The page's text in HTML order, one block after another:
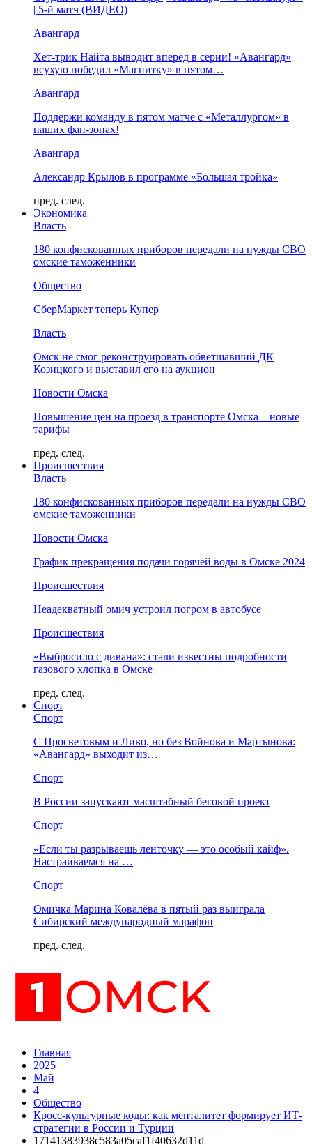
| 5-й матч (ВИДЕО)
Авангард
Хет-трик Найта выводит вперёд в серии! «Авангард»
всухую победил «Магнитку» в пятом…
Авангард
Поддержи команду в пятом матче с «Металлургом» в
наших фан-зонах!
Авангард
Александр Крылов в программе «Большая тройка»
пред. след.
Экономика
Власть
180 конфискованных приборов передали на нужды СВО
омские таможенники
Общество
СберМаркет теперь Купер
Власть
Омск не смог реконструировать обветшавший ДК
Козицкого и выставил его на аукцион
Новости Омска
Повышение цен на проезд в транспорте Омска – новые
тарифы
пред. след.
Происшествия
Власть
180 конфискованных приборов передали на нужды СВО
омские таможенники
Новости Омска
График прекращения подачи горячей воды в Омске 2024
Происшествия
Неадекватный омич устроил погром в автобусе
Происшествия
«Выбросило с дивана»: стали известны подробности
газового хлопка в Омске
пред. след.
Спорт
Спорт
С Просветовым и Ливо, но без Войнова и Мартынова:
«Авангард» выходит из…
Спорт
В России запускают масштабный беговой проект
Спорт
«Если ты разрываешь ленточку — это особый кайф».
Настраиваемся на …
Спорт
Омичка Марина Ковалёва в пятый раз выиграла
Сибирский международный марафон
пред. след.
Главная
2025
Май
4
Общество
Кросс-культурные коды: как менталитет формирует ИТ-
стратегии в России и Турции
17141383938c583a05caf1f40632d11d